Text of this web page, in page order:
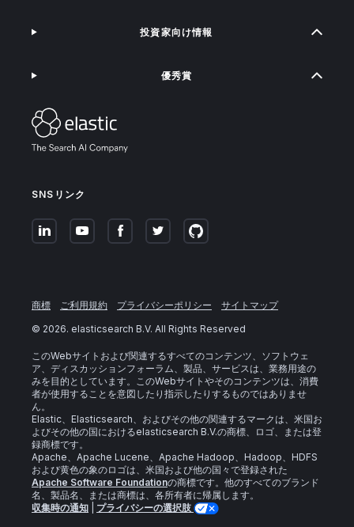
SNSリンク
投資家向け情報
優秀賞
商標 ご利用規約 プライバシーポリシー
サイトマップ
© 2026. elasticsearch B.V. All Rights Reserved
このWebサイトおよび関連するすべてのコンテンツ、ソフトウェ
ア、ディスカッションフォーラム、製品、サービスは、業務用途の
みを目的としています。このWebサイトやそのコンテンツは、消費
者が使用することを意図したり指示したりするものではありませ
ん。
Elastic、Elasticsearch、およびその他の関連するマークは、米国お
よびその他の国におけるelasticsearch B.V.の商標、ロゴ、または登
録商標です。
Apache、Apache Lucene、Apache Hadoop、Hadoop、HDFS
および黄色の象のロゴは、米国および他の国々で登録された
Apache Software Foundationの商標です。他のすべてのブランド
名、製品名、または商標は、各所有者に帰属します。
収集時の通知
プライバシーの選択肢